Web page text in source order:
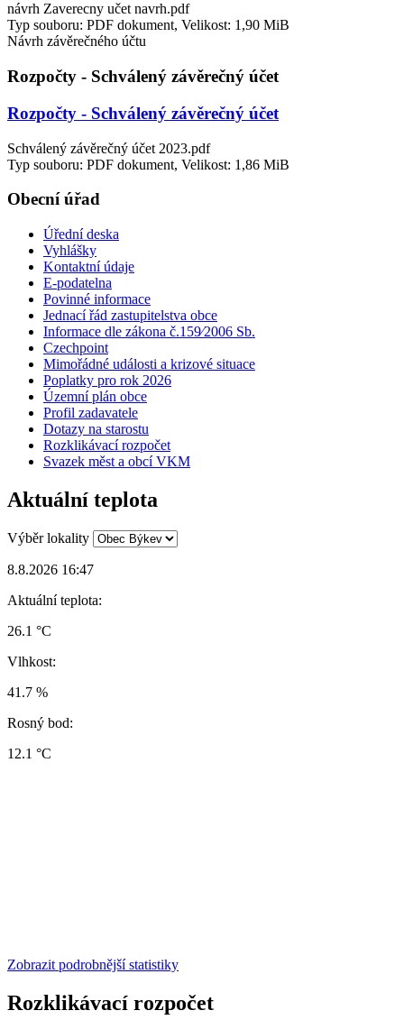
návrh Zaverecny učet navrh.pdf
Typ souboru: PDF dokument, Velikost: 1,90 MiB
Návrh závěrečného účtu
Rozpočty - Schválený závěrečný účet
Rozpočty - Schválený závěrečný účet
Schválený závěrečný účet 2023.pdf
Typ souboru: PDF dokument, Velikost: 1,86 MiB
Obecní úřad
Úřední deska
Vyhlášky
Kontaktní údaje
E-podatelna
Povinné informace
Jednací řád zastupitelstva obce
Informace dle zákona č.159⁄2006 Sb.
Czechpoint
Mimořádné události a krizové situace
Poplatky pro rok 2026
Územní plán obce
Profil zadavatele
Dotazy na starostu
Rozklikávací rozpočet
Svazek měst a obcí VKM
Aktuální teplota
Výběr lokality
8.8.2026 16:47
Aktuální teplota:
26.1 °C
Vlhkost:
41.7 %
Rosný bod:
12.1 °C
Zobrazit podrobnější statistiky
Rozklikávací rozpočet